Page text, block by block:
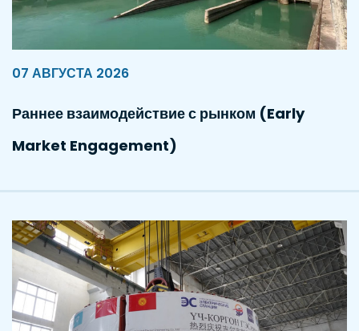
07 АВГУСТА 2026
Раннее взаимодействие с рынком (Early
Market Engagement)